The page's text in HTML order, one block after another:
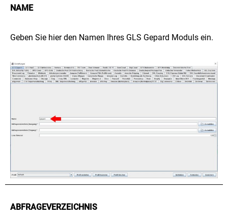
NAME
Geben Sie hier den Namen Ihres GLS Gepard Moduls ein.
ABFRAGEVERZEICHNIS